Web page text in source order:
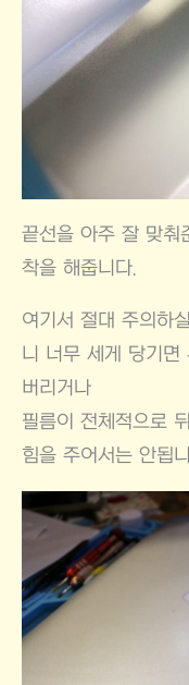
끝선을 아주 잘 맞춰
착을 해줍니다.
여기서 절대 주의하
니 너무 세게 당기면
버리거나
필름이 전체적으로
힘을 주어서는 안됩